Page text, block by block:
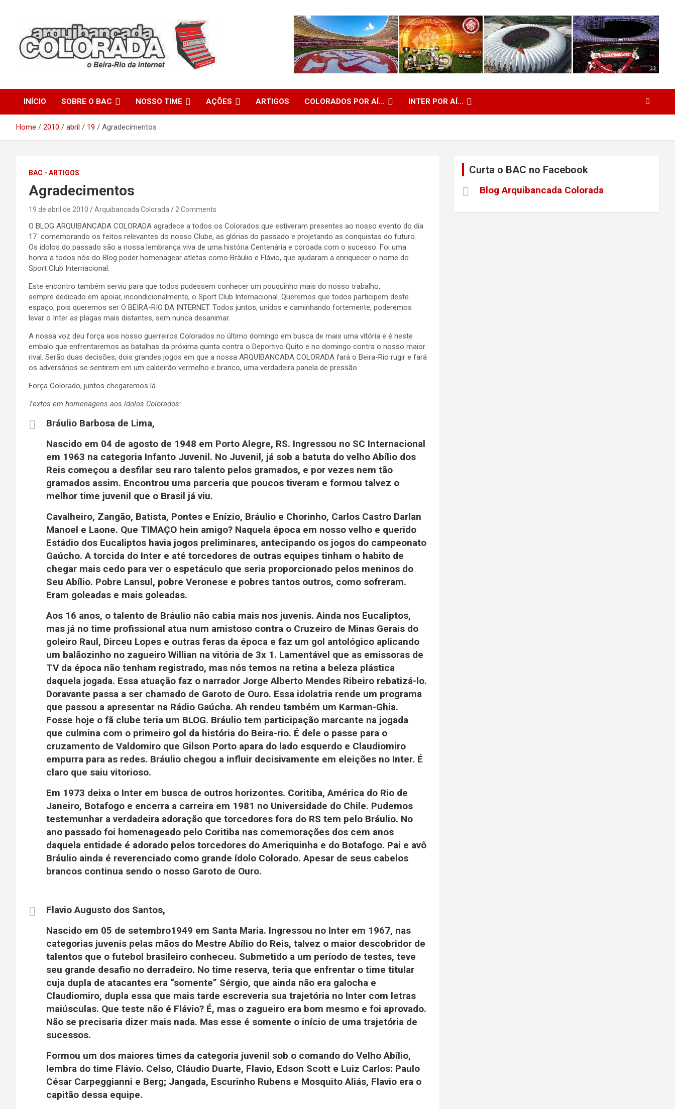
Arquibancada Colorada
INÍCIO SOBRE O BAC NOSSO TIME AÇÕES ARTIGOS COLORADOS POR AÍ… INTER POR AÍ…
Home 2010 abril 19 Agradecimentos
BAC - ARTIGOS
Agradecimentos
19 de abril de 2010 Arquibancada Colorada 2 Comments
O BLOG ARQUIBANCADA COLORADA agradece a todos os Colorados que estiveram presentes ao nosso evento do dia
17 comemorando os feitos relevantes do nosso Clube, as glórias do passado e projetando as conquistas do futuro.
Os ídolos do passado são a nossa lembrança viva de uma história Centenária e coroada com o sucesso. Foi uma
honra a todos nós do Blog poder homenagear atletas como Bráulio e Flávio, que ajudaram a enriquecer o nome do
Sport Club Internacional.
Este encontro também serviu para que todos pudessem conhecer um pouquinho mais do nosso trabalho,
sempre dedicado em apoiar, incondicionalmente, o Sport Club Internacional. Queremos que todos participem deste
espaço, pois queremos ser O BEIRA-RIO DA INTERNET. Todos juntos, unidos e caminhando fortemente, poderemos
levar o Inter as plagas mais distantes, sem nunca desanimar.
A nossa voz deu força aos nosso guerreiros Colorados no último domingo em busca de mais uma vitória e é neste
embalo que enfrentaremos as batalhas da próxima quinta contra o Deportivo Quito e no domingo contra o nosso maior
rival. Serão duas decisões, dois grandes jogos em que a nossa ARQUIBANCADA COLORADA fará o Beira-Rio rugir e fará
os adversários se sentirem em um caldeirão vermelho e branco, uma verdadeira panela de pressão.
Força Colorado, juntos chegaremos lá.
Textos em homenagens aos ídolos Colorados:
Bráulio Barbosa de Lima,
Nascido em 04 de agosto de 1948 em Porto Alegre, RS. Ingressou no SC Internacional
em 1963 na categoria Infanto Juvenil. No Juvenil, já sob a batuta do velho Abílio dos
Reis começou a desfilar seu raro talento pelos gramados, e por vezes nem tão
gramados assim. Encontrou uma parceria que poucos tiveram e formou talvez o
melhor time juvenil que o Brasil já viu.
Cavalheiro, Zangão, Batista, Pontes e Enízio, Bráulio e Chorinho, Carlos Castro Darlan
Manoel e Laone. Que TIMAÇO hein amigo? Naquela época em nosso velho e querido
Estádio dos Eucaliptos havia jogos preliminares, antecipando os jogos do campeonato
Gaúcho. A torcida do Inter e até torcedores de outras equipes tinham o habito de
chegar mais cedo para ver o espetáculo que seria proporcionado pelos meninos do
Seu Abílio. Pobre Lansul, pobre Veronese e pobres tantos outros, como sofreram.
Eram goleadas e mais goleadas.
Aos 16 anos, o talento de Bráulio não cabia mais nos juvenis. Ainda nos Eucaliptos,
mas já no time profissional atua num amistoso contra o Cruzeiro de Minas Gerais do
goleiro Raul, Dirceu Lopes e outras feras da época e faz um gol antológico aplicando
um balãozinho no zagueiro Willian na vitória de 3x 1. Lamentável que as emissoras de
TV da época não tenham registrado, mas nós temos na retina a beleza plástica
daquela jogada. Essa atuação faz o narrador Jorge Alberto Mendes Ribeiro rebatizá-lo.
Doravante passa a ser chamado de Garoto de Ouro. Essa idolatria rende um programa
que passou a apresentar na Rádio Gaúcha. Ah rendeu também um Karman-Ghia.
Fosse hoje o fã clube teria um BLOG. Bráulio tem participação marcante na jogada
que culmina com o primeiro gol da história do Beira-rio. É dele o passe para o
cruzamento de Valdomiro que Gilson Porto apara do lado esquerdo e Claudiomiro
empurra para as redes. Bráulio chegou a influir decisivamente em eleições no Inter. É
claro que saiu vitorioso.
Em 1973 deixa o Inter em busca de outros horizontes. Coritiba, América do Rio de
Janeiro, Botafogo e encerra a carreira em 1981 no Universidade do Chile. Pudemos
testemunhar a verdadeira adoração que torcedores fora do RS tem pelo Bráulio. No
ano passado foi homenageado pelo Coritiba nas comemorações dos cem anos
daquela entidade é adorado pelos torcedores do Ameriquinha e do Botafogo. Pai e avô
Bráulio ainda é reverenciado como grande ídolo Colorado. Apesar de seus cabelos
brancos continua sendo o nosso Garoto de Ouro.
Flavio Augusto dos Santos,
Nascido em 05 de setembro1949 em Santa Maria. Ingressou no Inter em 1967, nas
categorias juvenis pelas mãos do Mestre Abílio do Reis, talvez o maior descobridor de
talentos que o futebol brasileiro conheceu. Submetido a um período de testes, teve
seu grande desafio no derradeiro. No time reserva, teria que enfrentar o time titular
cuja dupla de atacantes era “somente” Sérgio, que ainda não era galocha e
Claudiomiro, dupla essa que mais tarde escreveria sua trajetória no Inter com letras
maiúsculas. Que teste não é Flávio? É, mas o zagueiro era bom mesmo e foi aprovado.
Não se precisaria dizer mais nada. Mas esse é somente o início de uma trajetória de
sucessos.
Formou um dos maiores times da categoria juvenil sob o comando do Velho Abílio,
lembra do time Flávio. Celso, Cláudio Duarte, Flavio, Edson Scott e Luiz Carlos: Paulo
César Carpeggianni e Berg; Jangada, Escurinho Rubens e Mosquito Aliás, Flavio era o
capitão dessa equipe.
Curta o BAC no Facebook
Blog Arquibancada Colorada